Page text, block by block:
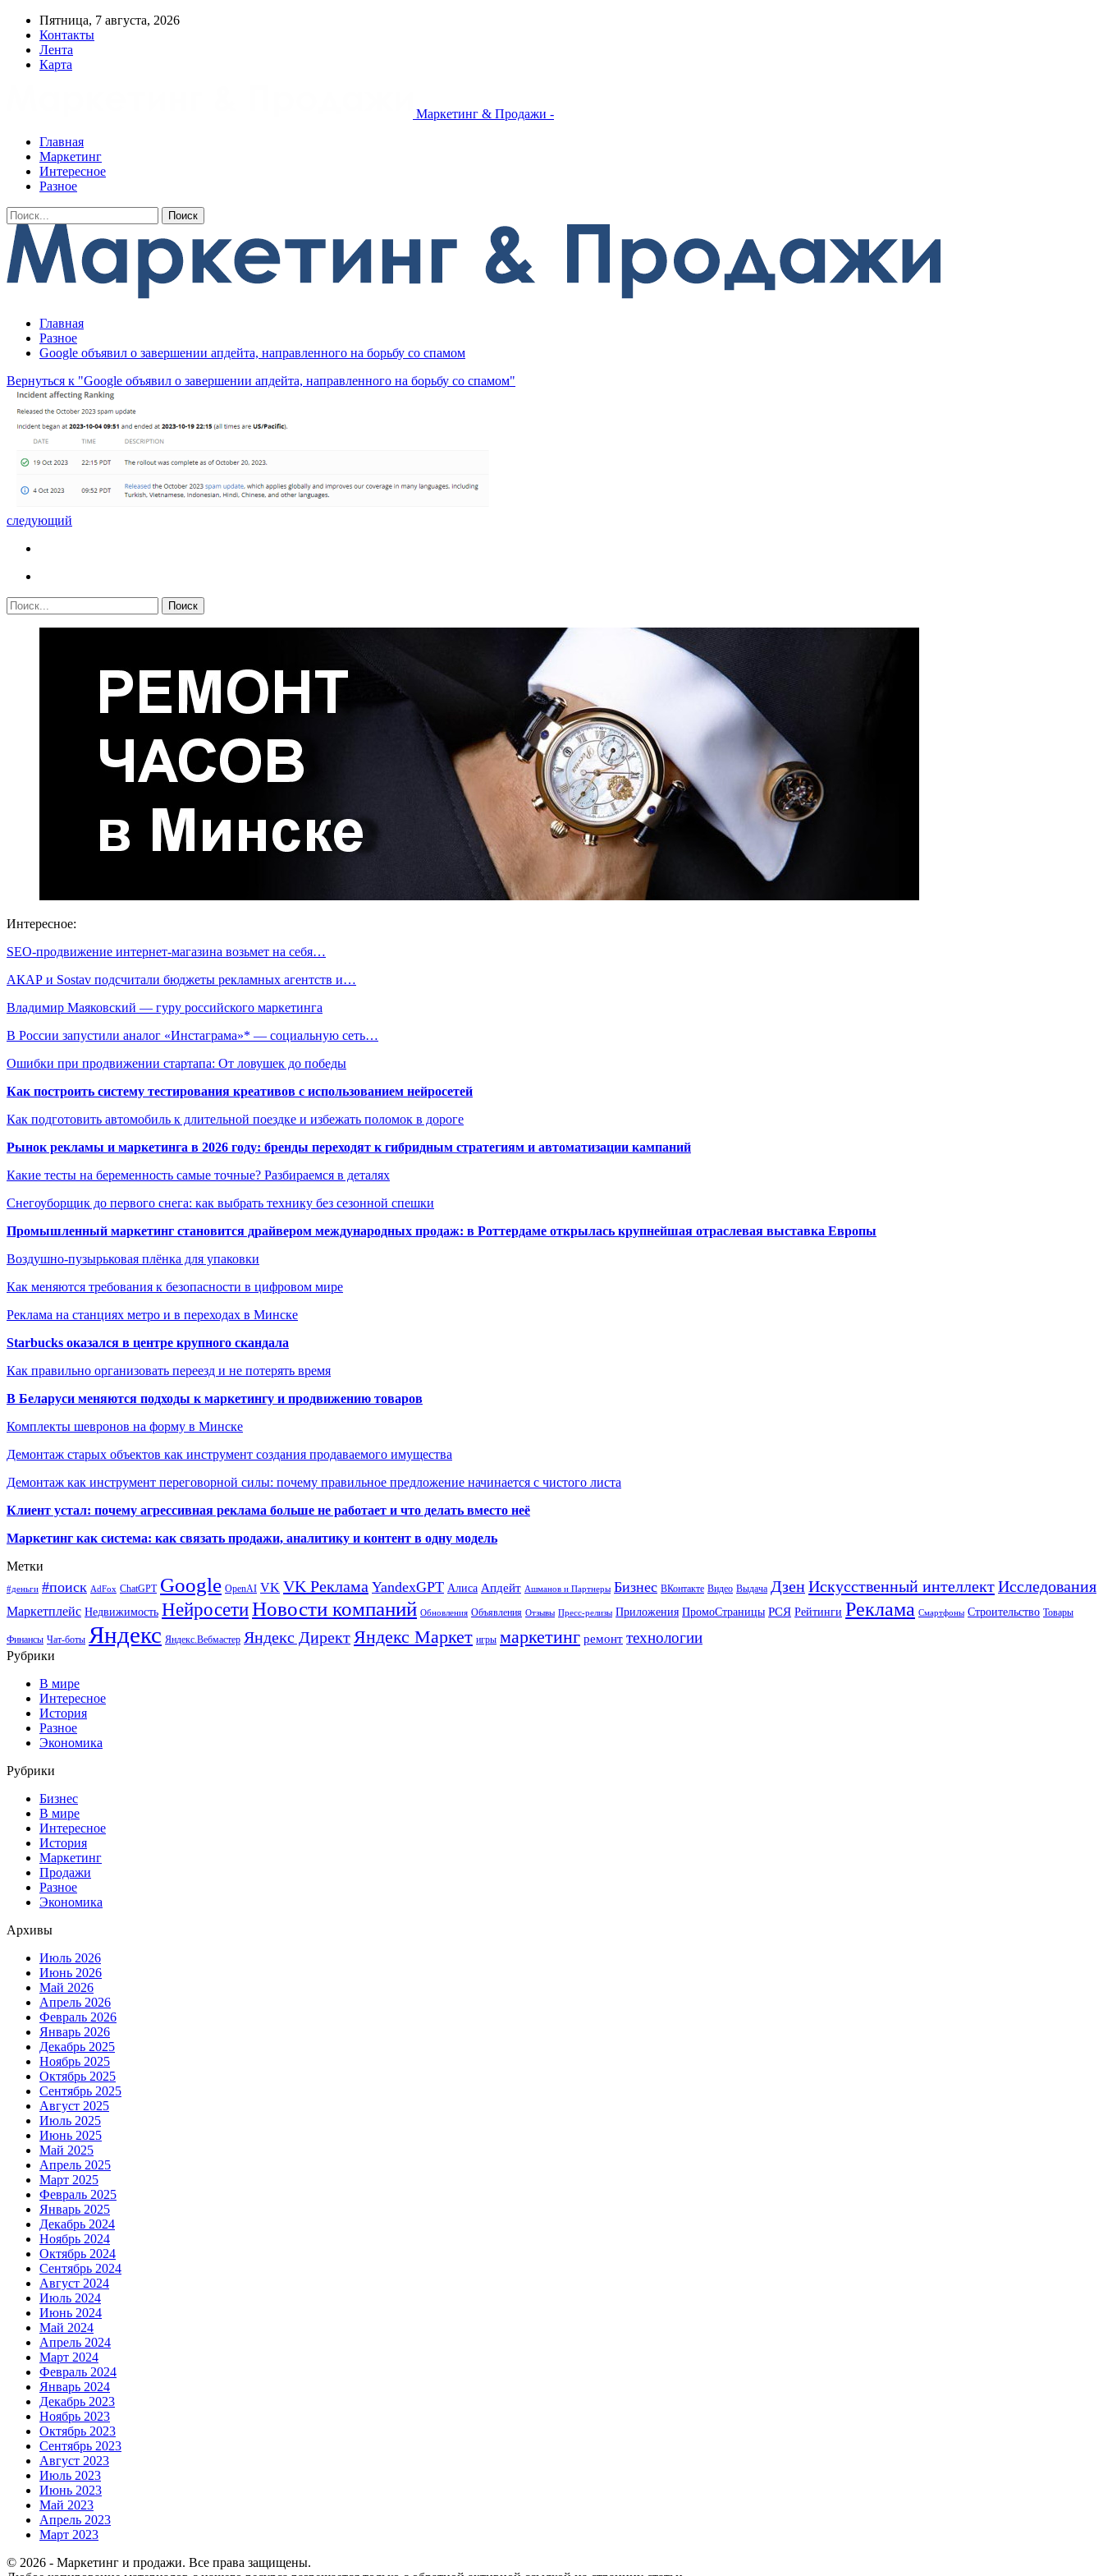
Пятница, 7 августа, 2026
Контакты
Лента
Карта
Маркетинг & Продажи -
Главная
Маркетинг
Интересное
Разное
Главная
Разное
Google объявил о завершении апдейта, направленного на борьбу со спамом
Вернуться к "Google объявил о завершении апдейта, направленного на борьбу со спамом"
следующий
Интересное:
SEO-продвижение интернет-магазина возьмет на себя…
АКАР и Sostav подсчитали бюджеты рекламных агентств и…
Владимир Маяковский — гуру российского маркетинга
В России запустили аналог «Инстаграма»* — социальную сеть…
Ошибки при продвижении стартапа: От ловушек до победы
Как построить систему тестирования креативов с использованием нейросетей
Как подготовить автомобиль к длительной поездке и избежать поломок в дороге
Рынок рекламы и маркетинга в 2026 году: бренды переходят к гибридным стратегиям и автоматизации кампаний
Какие тесты на беременность самые точные? Разбираемся в деталях
Снегоуборщик до первого снега: как выбрать технику без сезонной спешки
Промышленный маркетинг становится драйвером международных продаж: в Роттердаме открылась крупнейшая отраслевая выставка Европы
Воздушно-пузырьковая плёнка для упаковки
Как меняются требования к безопасности в цифровом мире
Реклама на станциях метро и в переходах в Минске
Starbucks оказался в центре крупного скандала
Как правильно организовать переезд и не потерять время
В Беларуси меняются подходы к маркетингу и продвижению товаров
Комплекты шевронов на форму в Минске
Демонтаж старых объектов как инструмент создания продаваемого имущества
Демонтаж как инструмент переговорной силы: почему правильное предложение начинается с чистого листа
Клиент устал: почему агрессивная реклама больше не работает и что делать вместо неё
Маркетинг как система: как связать продажи, аналитику и контент в одну модель
Метки
#деньги #поиск AdFox ChatGPT Google OpenAI VK VK Реклама YandexGPT Алиса Апдейт Ашманов и Партнеры Бизнес ВКонтакте Видео Выдача ДзенИскусственный интеллектИсследования
Маркетплейс Недвижимость НейросетиНовости компаний Обновления Объявления Отзывы Пресс-релизы Приложения ПромоСтраницы РСЯ Рейтинги Реклама Смартфоны Строительство Товары
Финансы Чат-боты Яндекс Яндекс.Вебмастер Яндекс ДиректЯндекс Маркет игры маркетинг ремонт технологии
Рубрики
В мире
Интересное
История
Разное
Экономика
Рубрики
Бизнес
В мире
Интересное
История
Маркетинг
Продажи
Разное
Экономика
Архивы
Июль 2026
Июнь 2026
Май 2026
Апрель 2026
Февраль 2026
Январь 2026
Декабрь 2025
Ноябрь 2025
Октябрь 2025
Сентябрь 2025
Август 2025
Июль 2025
Июнь 2025
Май 2025
Апрель 2025
Март 2025
Февраль 2025
Январь 2025
Декабрь 2024
Ноябрь 2024
Октябрь 2024
Сентябрь 2024
Август 2024
Июль 2024
Июнь 2024
Май 2024
Апрель 2024
Март 2024
Февраль 2024
Январь 2024
Декабрь 2023
Ноябрь 2023
Октябрь 2023
Сентябрь 2023
Август 2023
Июль 2023
Июнь 2023
Май 2023
Апрель 2023
Март 2023
© 2026 - Маркетинг и продажи. Все права защищены.